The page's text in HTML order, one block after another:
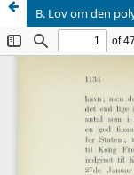
B. Lov om den